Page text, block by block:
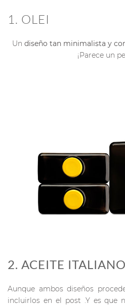
1. OLEI
Un diseño tan minimalista y
¡Parece un
2. ACEITE ITALIANO
Aunque ambos diseños
incluirlos en el post .Y es que